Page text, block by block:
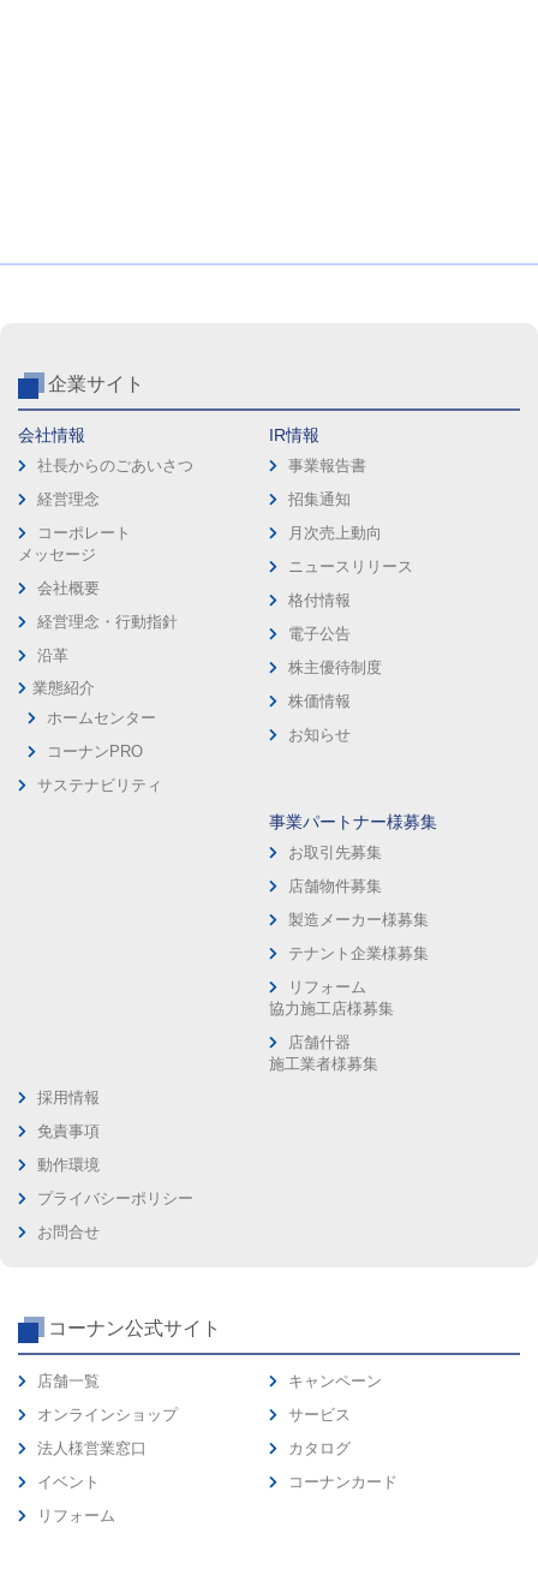
企業サイト
会社情報
社長からのごあいさつ
経営理念
コーポレート
メッセージ
会社概要
経営理念・行動指針
沿革
業態紹介
ホームセンター
コーナンPRO
サステナビリティ
IR情報
事業報告書
招集通知
月次売上動向
ニュースリリース
格付情報
電子公告
株主優待制度
株価情報
お知らせ
事業パートナー様募集
お取引先募集
店舗物件募集
製造メーカー様募集
テナント企業様募集
リフォーム
協力施工店様募集
店舗什器
施工業者様募集
採用情報
免責事項
動作環境
プライバシーポリシー
お問合せ
コーナン公式サイト
店舗一覧
オンラインショップ
法人様営業窓口
イベント
リフォーム
キャンペーン
サービス
カタログ
コーナンカード